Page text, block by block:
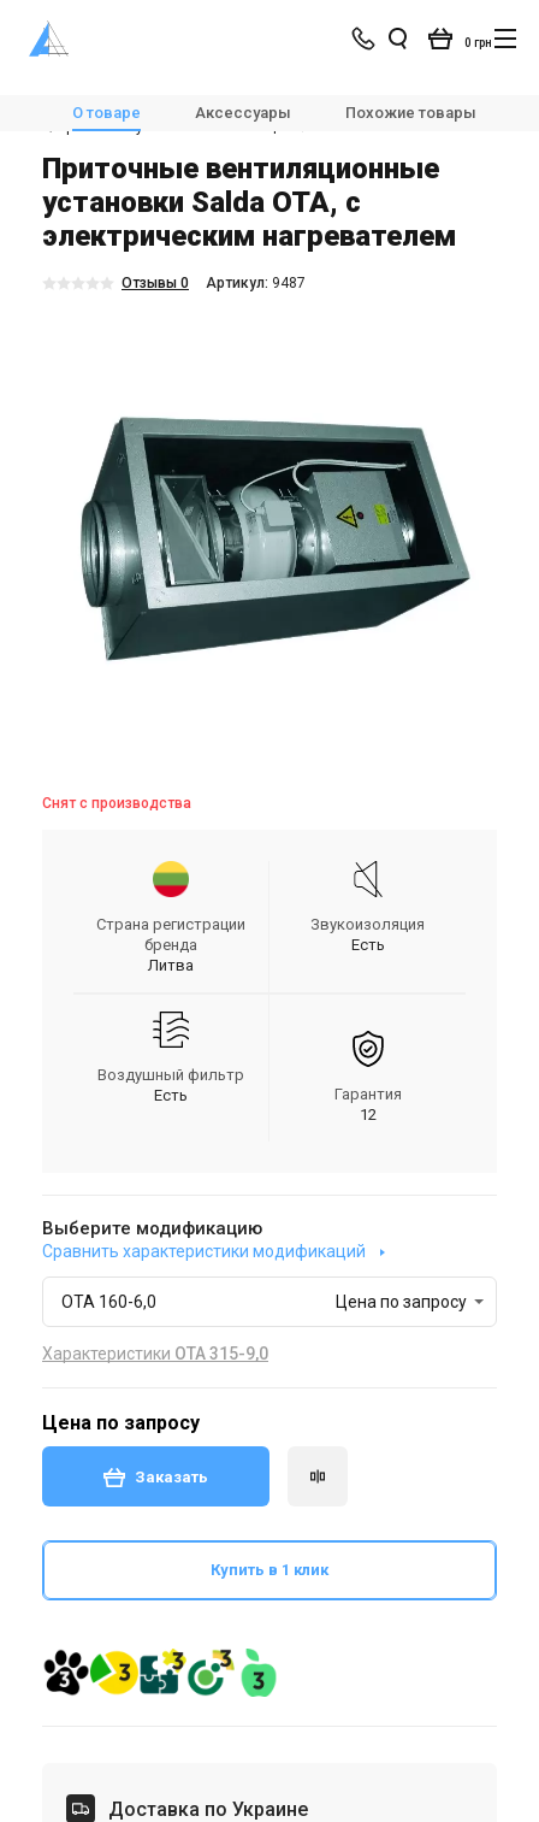
0 грн
Магазин Вентиляция
🌀Вентиляционные установки
🌀Приточные установки вентиляции
О товаре Аксессуары Похожие товары
Приточные вентиляционные
установки Salda OTA, с
электрическим нагревателем
Отзывы 0 Aртикул: 9487
Снят с производства
Страна регистрации
бренда
Литва
Звукоизоляция
Есть
Воздушный фильтр
Есть
Гарантия
12
Выберите модификацию
Сравнить характеристики модификаций
ОТА 160-6,0 Цена по запросу
Характеристики ОТА 315-9,0
Цена по запросу
Заказать
Купить в 1 клик
Доставка по Украине